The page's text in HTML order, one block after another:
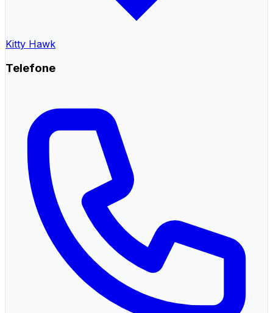
Kitty Hawk
Telefone